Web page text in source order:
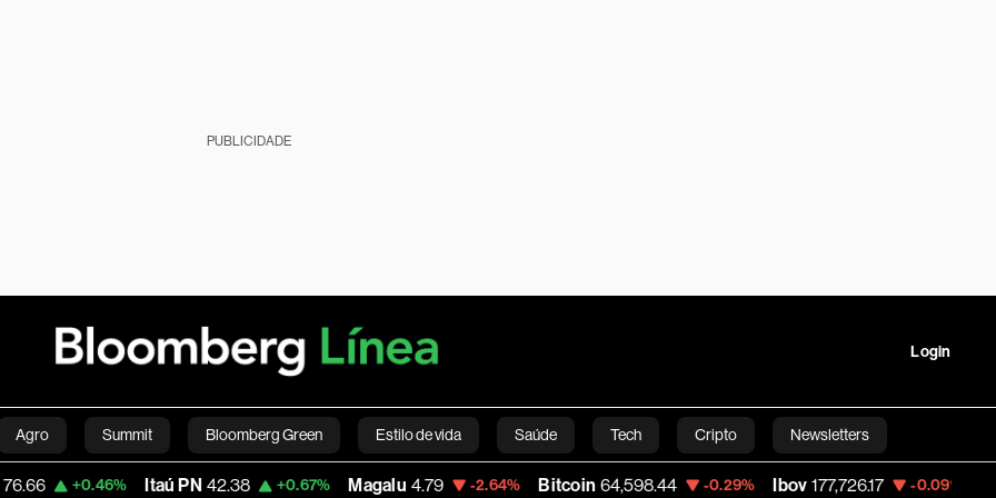
PUBLICIDADE
Login
Agro Summit Bloomberg Green Estilo de vida Saúde Tech Cripto Newsletters
pessoais Viagens Internacional Brasil Startups Linha Executiva Opinião Vídeos
Itaú PN 42.38 +0.67% Magalu 4.79 -2.64% Bitcoin 64,598.44 -0.29% Ibov 177,726.17 -0.09% Petrobras